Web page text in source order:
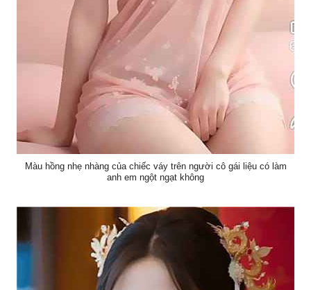
Màu hồng nhẹ nhàng của chiếc váy trên người cô gái liệu có làm
anh em ngột ngạt không